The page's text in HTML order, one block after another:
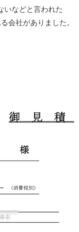
いなどと言われた
会社がありました。